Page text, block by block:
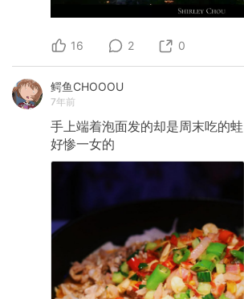
16 2 0
鳄鱼CHOOOU
7年前
手上端着泡面发的却是周末吃的蛙
好惨一女的